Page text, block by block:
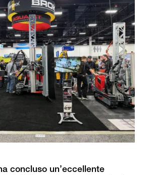
concluso un’eccellente